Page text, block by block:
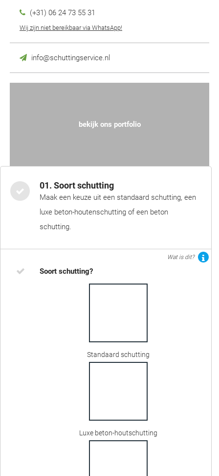
(+31) 06 24 73 55 31
Wij zijn niet bereikbaar via WhatsApp!
info@schuttingservice.nl
bekijk ons portfolio
01. Soort schutting
Maak een keuze uit een standaard schutting, een
luxe beton-houtenschutting of een beton
schutting.
Wat is dit?
Soort schutting?
Standaard schutting
Luxe beton-houtschutting